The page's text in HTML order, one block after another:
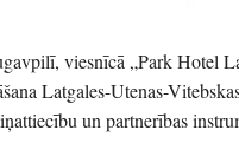
viesnīcā „Park Hotel
Latgales-Utenas-
un partnerības